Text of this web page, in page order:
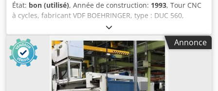
État: bon (utilisé), Année de construction: 1993, Tour CNC
à cycles, fabricant VDF BOEHRINGER, type : DUC 560,
année de fabrication : 1993. Équipé d'une commande
SIEMENS SINUMERIK 805T. Longueur de tournage : 1000
mm Diamètre de tournage au-dessus du plateau : 365 mm
Diamètre de tournage au-dessus du bâti : 570 mm Vitesses
de broche : 3-2500 tr/min, moteur de broche : 19 kW
Alésage de broche : 62 mm Csdod Ewaaepfx Aicjrf
Diamètre du mandrin : 315 mm, Forkardt Tourelle à 8
Annonce